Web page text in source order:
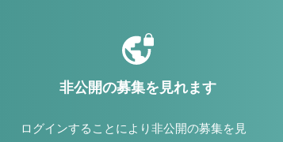
非公開の募集を見れます
ログインすることにより非公開の募集を見